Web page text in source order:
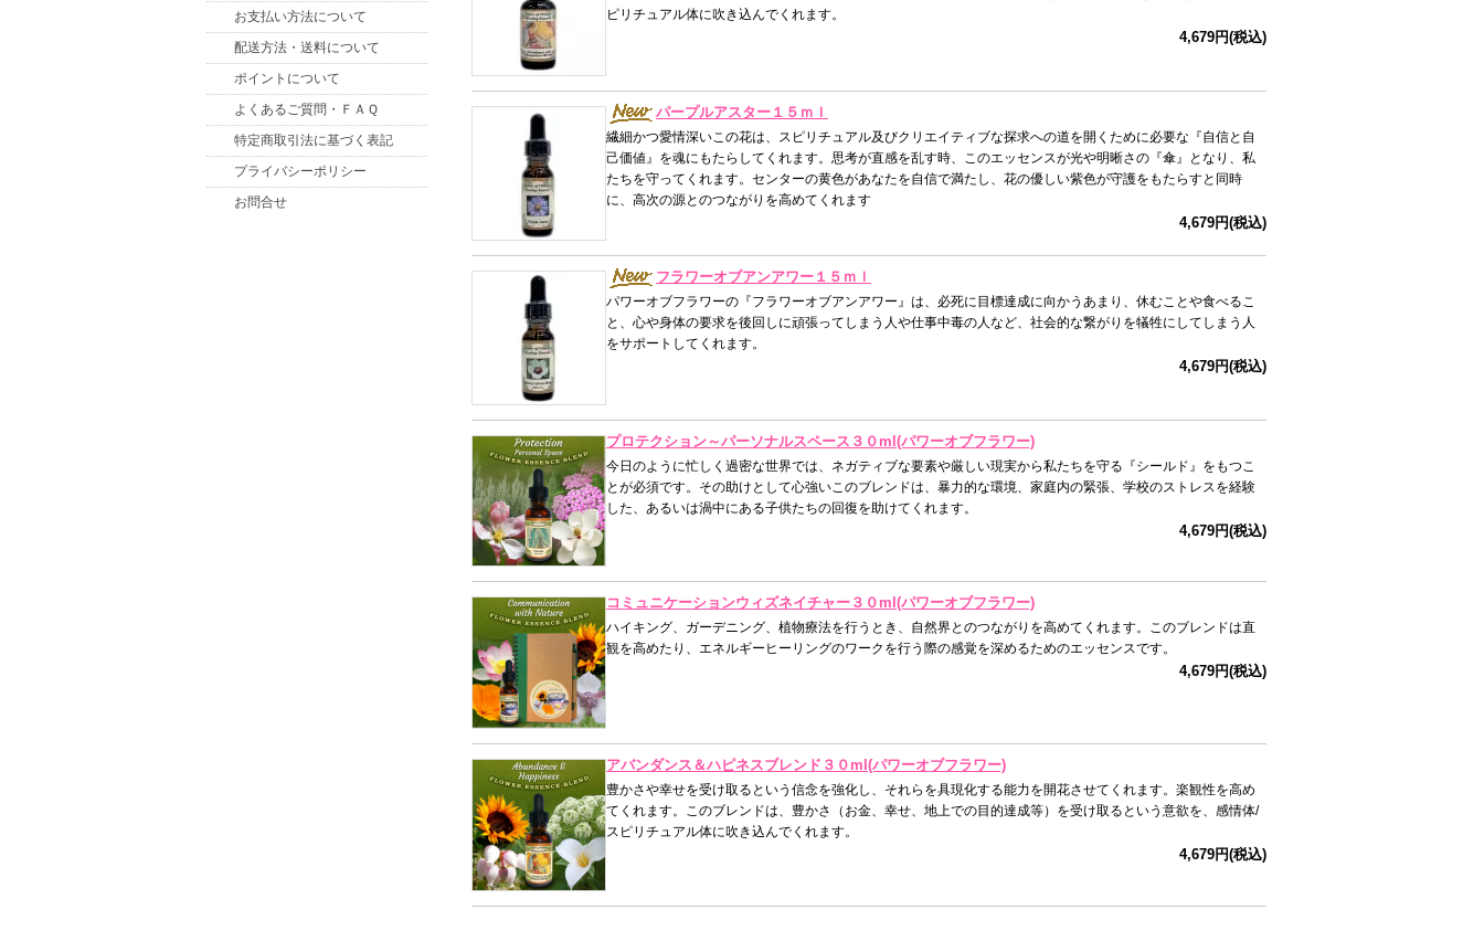
ピリチュアル体に吹き込んでくれます。
4,679円(税込)
パープルアスター１５ｍｌ
繊細かつ愛情深いこの花は、スピリチュアル及びクリエイティブな探求への道を開くために必要な『自信と自
己価値』を魂にもたらしてくれます。思考が直感を乱す時、このエッセンスが光や明晰さの『傘』となり、私
たちを守ってくれます。センターの黄色があなたを自信で満たし、花の優しい紫色が守護をもたらすと同時
に、高次の源とのつながりを高めてくれます
4,679円(税込)
フラワーオブアンアワー１５ｍｌ
パワーオブフラワーの『フラワーオブアンアワー』は、必死に目標達成に向かうあまり、休むことや食べるこ
と、心や身体の要求を後回しに頑張ってしまう人や仕事中毒の人など、社会的な繋がりを犠牲にしてしまう人
をサポートしてくれます。
4,679円(税込)
プロテクション～パーソナルスペース３０ml(パワーオブフラワー)
今日のように忙しく過密な世界では、ネガティブな要素や厳しい現実から私たちを守る『シールド』をもつこ
とが必須です。その助けとして心強いこのブレンドは、暴力的な環境、家庭内の緊張、学校のストレスを経験
した、あるいは渦中にある子供たちの回復を助けてくれます。
4,679円(税込)
コミュニケーションウィズネイチャー３０ml(パワーオブフラワー)
ハイキング、ガーデニング、植物療法を行うとき、自然界とのつながりを高めてくれます。このブレンドは直
観を高めたり、エネルギーヒーリングのワークを行う際の感覚を深めるためのエッセンスです。
4,679円(税込)
アバンダンス＆ハピネスブレンド３０ml(パワーオブフラワー)
豊かさや幸せを受け取るという信念を強化し、それらを具現化する能力を開花させてくれます。楽観性を高め
てくれます。このブレンドは、豊かさ（お金、幸せ、地上での目的達成等）を受け取るという意欲を、感情体/
スピリチュアル体に吹き込んでくれます。
4,679円(税込)
お支払い方法について
配送方法・送料について
ポイントについて
よくあるご質問・ＦＡＱ
特定商取引法に基づく表記
プライバシーポリシー
お問合せ